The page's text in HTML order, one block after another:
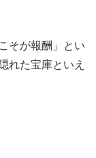
そが報酬」とい
れた宝庫といえ